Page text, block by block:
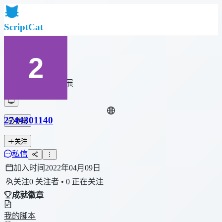
ScriptCat
社区
脚本列表
浏览器扩展
登录
2744301140
关注
私信
加入时间2022年04月09日
关注0 关注者 • 0 正在关注
成就徽章
我的脚本